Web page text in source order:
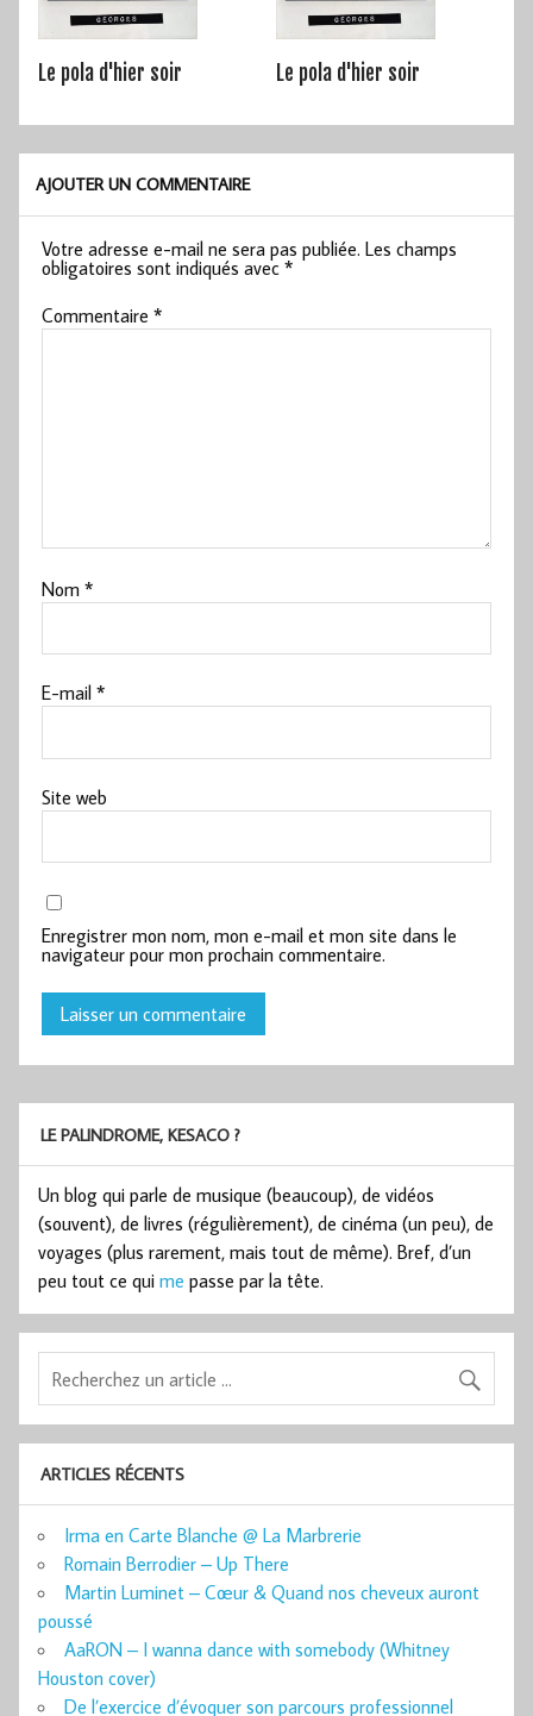
Le pola d'hier soir Le pola d'hier soir
AJOUTER UN COMMENTAIRE
Votre adresse e-mail ne sera pas publiée. Les champs
obligatoires sont indiqués avec*
Commentaire*
Nom*
E-mail*
Site web
Enregistrer mon nom, mon e-mail et mon site dans le
navigateur pour mon prochain commentaire.
LE PALINDROME, KESACO ?
Un blog qui parle de musique (beaucoup), de vidéos
(souvent), de livres (régulièrement), de cinéma (un peu), de
voyages (plus rarement, mais tout de même). Bref, d’un
peu tout ce qui me passe par la tête.
ARTICLES RÉCENTS
Irma en Carte Blanche @ La Marbrerie
Romain Berrodier – Up There
Martin Luminet – Cœur & Quand nos cheveux auront
poussé
AaRON – I wanna dance with somebody (Whitney
Houston cover)
De l’exercice d’évoquer son parcours professionnel